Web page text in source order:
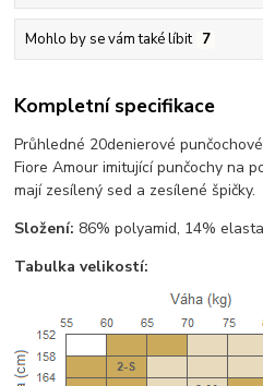
Mohlo by se vám také líbit 7
Kompletní specifikace
Průhledné 20denierové
Fiore Amour imitující punčochy na
mají zesílený sed a zesílené špičky.
Složení: 86% polyamid, 14%
Tabulka velikostí: